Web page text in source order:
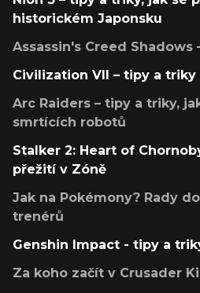
historickém Japonsku
Assassin's Creed Shadows
Civilization VII – tipy a triky
Arc Raiders – tipy a triky,
smrtících robotů
Stalker 2: Heart of
přežití v Zóně
Jak na Pokémony? Rady
trenérů
Genshin Impact - tipy a
Za koho začít v Crusader